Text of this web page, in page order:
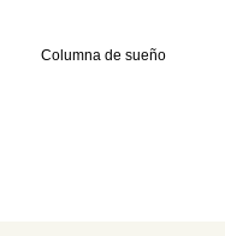
Columna de sueño